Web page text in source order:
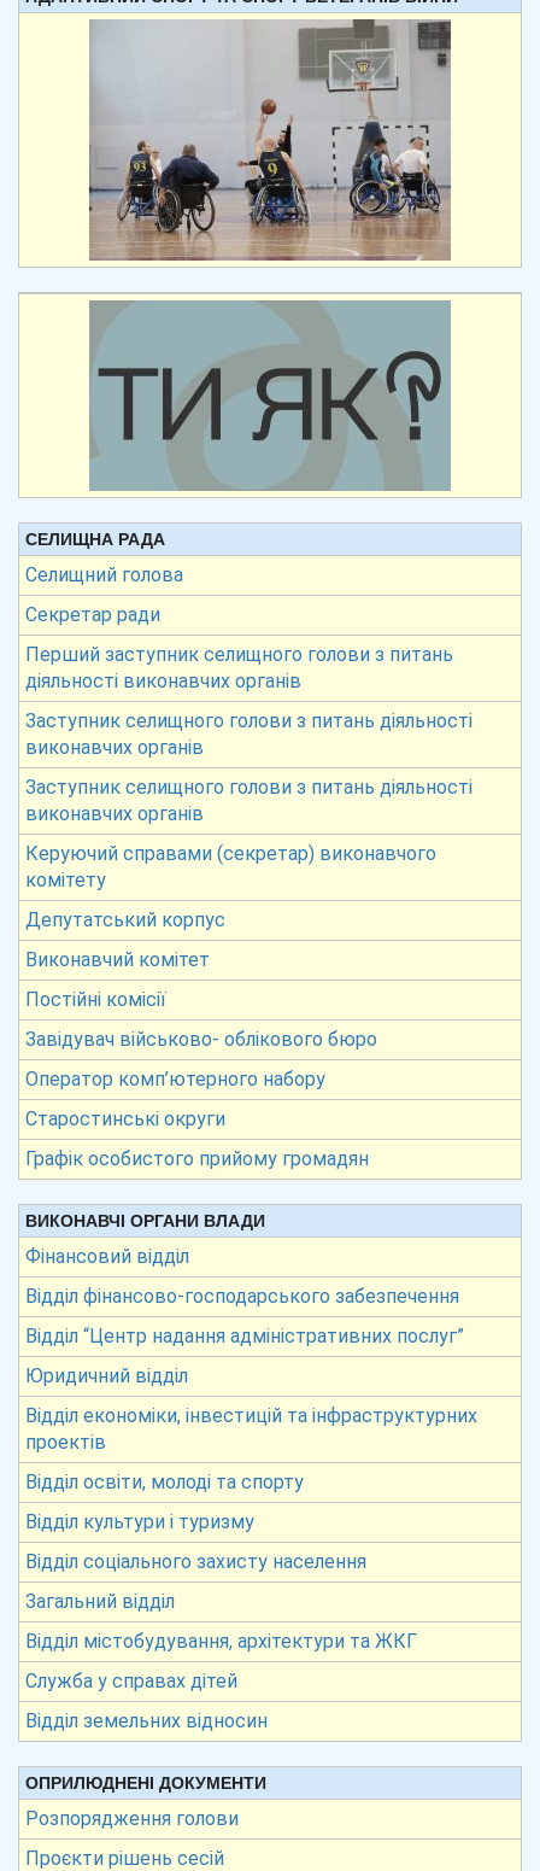
СЕЛИЩНА РАДА
Селищний голова
Секретар ради
Перший заступник селищного голови з питань
діяльності виконавчих органів
Заступник селищного голови з питань діяльності
виконавчих органів
Заступник селищного голови з питань діяльності
виконавчих органів
Керуючий справами (секретар) виконавчого
комітету
Депутатський корпус
Виконавчий комітет
Постійні комісії
Завідувач військово- облікового бюро
Оператор комп’ютерного набору
Старостинські округи
Графік особистого прийому громадян
ВИКОНАВЧІ ОРГАНИ ВЛАДИ
Фінансовий відділ
Відділ фінансово-господарського забезпечення
Відділ “Центр надання адміністративних послуг”
Юридичний відділ
Відділ економіки, інвестицій та інфраструктурних
проектів
Відділ освіти, молоді та спорту
Відділ культури і туризму
Відділ соціального захисту населення
Загальний відділ
Відділ містобудування, архітектури та ЖКГ
Служба у справах дітей
Відділ земельних відносин
ОПРИЛЮДНЕНІ ДОКУМЕНТИ
Розпорядження голови
Проєкти рішень сесій